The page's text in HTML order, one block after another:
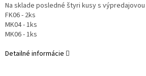
Na sklade posledné štyri kusy s
FK06 - 2ks
MK04 - 1ks
MK06 - 1ks
Detailné informácie